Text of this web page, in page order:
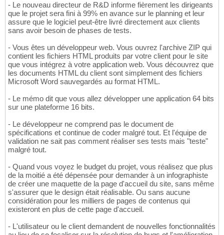
- Le nouveau directeur de R&D informe fièrement les dirigeants
que le projet sera fini à 99% en avance sur le planning et leur
assure que le logiciel peut-être livré directement aux clients
sans avoir besoin de phases de tests.
- Vous êtes un développeur web. Vous ouvrez l'archive ZIP qui
contient les fichiers HTML produits par votre client pour le site
que vous intégrez à votre application web. Vous découvrez que
les documents HTML du client sont simplement des fichiers
Microsoft Word sauvegardés au format HTML.
- Le mémo dit que vous allez développer une application 64 bits
sur une plateforme 16 bits.
- Le développeur ne comprend pas le document de
spécifications et continue de coder malgré tout. Et l'équipe de
validation ne sait pas comment réaliser ses tests mais "teste"
malgré tout.
- Quand vous voyez le budget du projet, vous réalisez que plus
de la moitié a été dépensée pour demander à un infographiste
de créer une maquette de la page d'accueil du site, sans même
s'assurer que le design était réalisable. Ou sans aucune
considération pour les milliers de pages de contenus qui
existeront en plus de cette page d'accueil.
- L'utilisateur ou le client demandent de nouvelles fonctionnalités